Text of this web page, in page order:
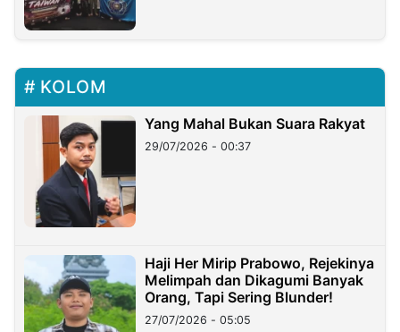
KOLOM
Yang Mahal Bukan Suara Rakyat
29/07/2026 - 00:37
Haji Her Mirip Prabowo, Rejekinya
Melimpah dan Dikagumi Banyak
Orang, Tapi Sering Blunder!
27/07/2026 - 05:05